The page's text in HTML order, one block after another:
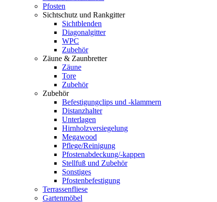
Pfosten
Sichtschutz und Rankgitter
Sichtblenden
Diagonalgitter
WPC
Zubehör
Zäune & Zaunbretter
Zäune
Tore
Zubehör
Zubehör
Befestigungclips und -klammern
Distanzhalter
Unterlagen
Hirnholzversiegelung
Megawood
Pflege/Reinigung
Pfostenabdeckung/-kappen
Stellfuß und Zubehör
Sonstiges
Pfostenbefestigung
Terrassenfliese
Gartenmöbel